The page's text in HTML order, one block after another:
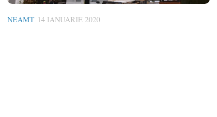
NEAMT 14 IANUARIE 2020